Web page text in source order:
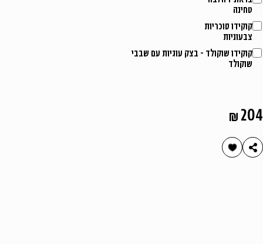
טחינה
קוקידו סוכריות
צבעוניות
קוקידו שוקולד - בצק עוגיות עם שבבי
שוקולד
204